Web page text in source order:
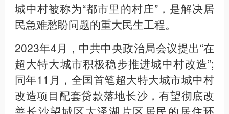
城中村被称为“都市里的村庄”，是解决居
民急难愁盼问题的重大民生工程。
2023年4月，中共中央政治局会议提出“在
超大特大城市积极稳步推进城中村改造”;
同年11月，全国首笔超大特大城市城中村
改造项目配套贷款落地长沙，有望彻底改